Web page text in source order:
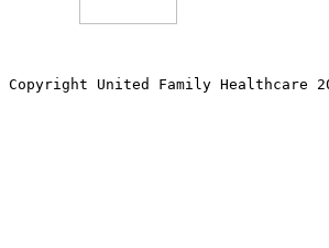
Copyright United Family Healthcare